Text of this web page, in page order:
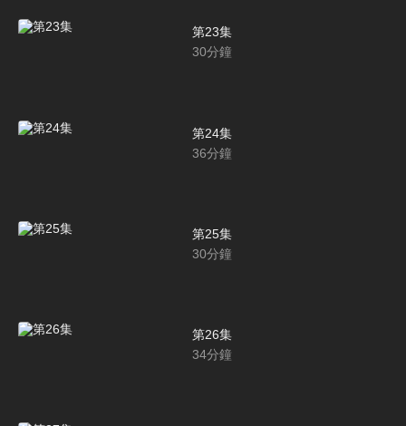
第23集
30分鐘
第24集
36分鐘
第25集
30分鐘
第26集
34分鐘